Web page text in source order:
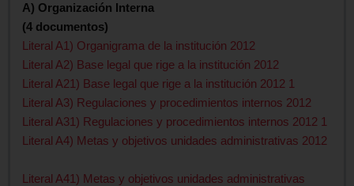
A) Organización Interna
(4 documentos)
Literal A1) Organigrama de la institución 2012
Literal A2) Base legal que rige a la institución 2012
Literal A21) Base legal que rige a la institución 2012 1
Literal A3) Regulaciones y procedimientos internos 2012
Literal A31) Regulaciones y procedimientos internos 2012 1
Literal A4) Metas y objetivos unidades administrativas 2012
Literal A41) Metas y objetivos unidades administrativas